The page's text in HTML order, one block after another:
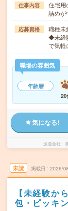
仕事内容
住宅用
詰めが
応募資格
職種未
◆未経
で気
職場の雰囲気
年齢層
20
気になる!
派遣会社
未読 掲載日 2026/
【未経験か
包・ピッキ